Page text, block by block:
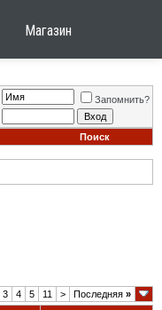
Магазин
Запомнить?
Поиск
3 4 5 11 > Последняя »